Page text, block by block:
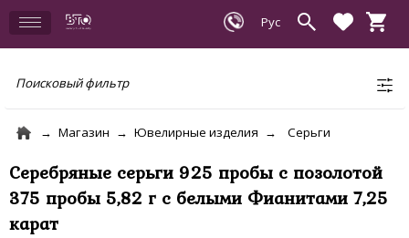
Поисковый фильтр
Магазин Ювелирные изделия Серьги
Серебряные серьги 925 пробы с позолотой
375 пробы 5,82 г с белыми Фианитами 7,25
карат